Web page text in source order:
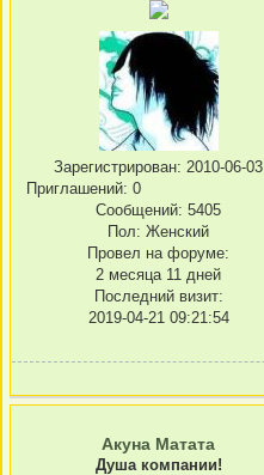
Зарегистрирован: 2010-06-03
Приглашений: 0
Сообщений: 5405
Пол: Женский
Провел на форуме:
2 месяца 11 дней
Последний визит:
2019-04-21 09:21:54
Акуна Матата
Душа компании!